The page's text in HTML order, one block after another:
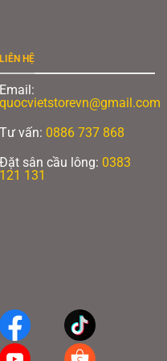
LIÊN HỆ
Email:
quocvietstorevn@gmail.com
Tư vấn: 0886 737 868
Đặt sân cầu lông: 0383
121 131